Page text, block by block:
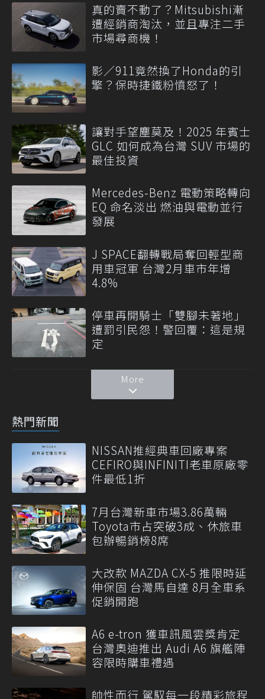
真的賣不動了？Mitsubishi漸
遭經銷商淘汰，並且專注二手
市場尋商機！
影／911竟然換了Honda的引
擎？保時捷鐵粉憤怒了！
讓對手望塵莫及！2025 年賓士
GLC 如何成為台灣 SUV 市場的
最佳投資
Mercedes-Benz 電動策略轉向
EQ 命名淡出 燃油與電動並行
發展
J SPACE翻轉戰局奪回輕型商
用車冠軍 台灣2月車市年增
4.8%
停車再開騎士「雙腳未著地」
遭罰引民怨！警回覆：這是規
定
More
熱門新聞
NISSAN推經典車回廠專案
CEFIRO與INFINITI老車原廠零
件最低1折
7月台灣新車市場3.86萬輛
Toyota市占突破3成、休旅車
包辦暢銷榜8席
大改款 MAZDA CX-5 推限時延
伸保固 台灣馬自達 8月全車系
促銷開跑
A6 e-tron 獲車訊風雲獎肯定
台灣奧迪推出 Audi A6 旗艦陣
容限時購車禮遇
帥性而行 駕馭每一段精彩旅程